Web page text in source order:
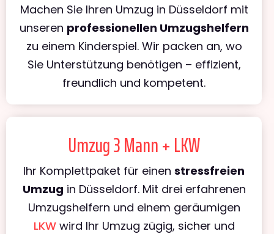
Machen Sie Ihren Umzug in Düsseldorf mit
unseren professionellen Umzugshelfern
zu einem Kinderspiel. Wir packen an, wo
Sie Unterstützung benötigen – effizient,
freundlich und kompetent.
Umzug 3 Mann + LKW
Ihr Komplettpaket für einen stressfreien
Umzug in Düsseldorf. Mit drei erfahrenen
Umzugshelfern und einem geräumigen
LKWwird Ihr Umzug zügig, sicher und